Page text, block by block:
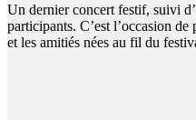
Un dernier concert festif, suivi
participants. C’est l’occasion
et les amitiés nées au fil du